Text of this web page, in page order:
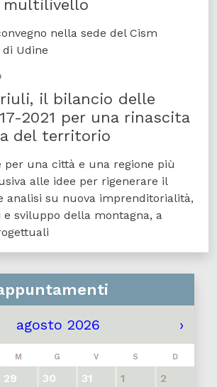
multilivello
nella sede del Cism
di Udine
il bilancio delle
2021 per una rinascita
del territorio
per una città e una regione più
alle idee per rigenerare il
analisi su nuova imprenditorialità,
sviluppo della montagna, a
agosto 2026 ›
M G V S D
29 30 31 1
2